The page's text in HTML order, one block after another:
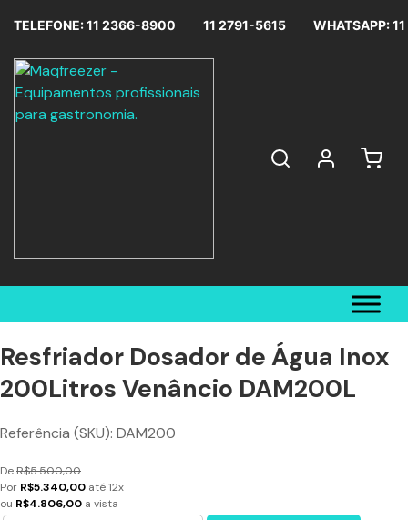
TELEFONE: 11 2366-8900 11 2791-5615 WHATSAPP:
Resfriador Dosador de Água Inox
200Litros Venâncio DAM200L
Referência (SKU): DAM200
DeR$5.500,00
Por R$5.340,00 até 12x
ou R$4.806,00 a vista